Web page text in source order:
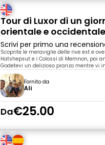
Tour di Luxor di un
orientale e occidentale
Scrivi per primo una
Scoprite le meraviglie delle rive est e
Hatshepsut e i Colossi di Memnon, poi
Godetevi un delizioso pranzo mentre vi
Fornito da
Ali
Da€25.00